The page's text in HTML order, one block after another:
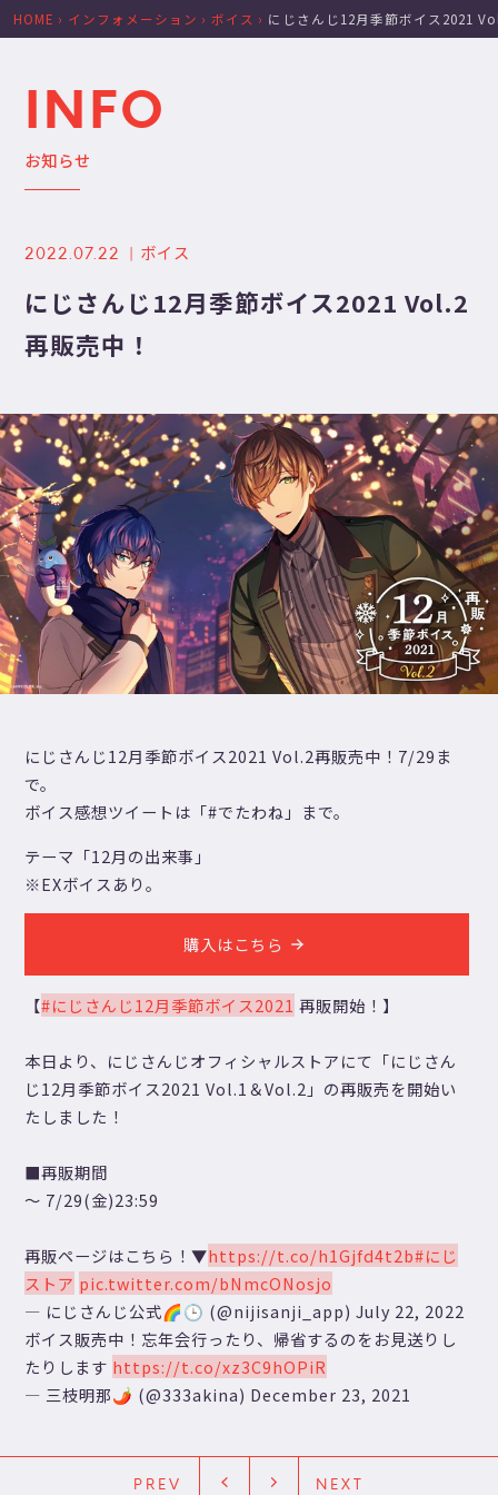
HOME › インフォメーション › ボイス › にじさんじ12月季節ボイス2021
INFO
お知らせ
2022.07.22 ボイス
にじさんじ12月季節ボイス2021 Vol.2
再販売中！
にじさんじ12月季節ボイス2021 Vol.2再販売中！7/29ま
で。
ボイス感想ツイートは「#でたわね」まで。
テーマ「12月の出来事」
※EXボイスあり。
購入はこちら
【#にじさんじ12月季節ボイス2021 再販開始！】
本日より、にじさんじオフィシャルストアにて「にじさん
じ12月季節ボイス2021 Vol.1＆Vol.2」の再販売を開始い
たしました！
■再販期間
～ 7/29(金)23:59
再販ページはこちら！▼https://t.co/h1Gjfd4t2b#にじ
ストア pic.twitter.com/bNmcONosjo
— にじさんじ公式🌈🕒 (@nijisanji_app)July 22, 2022
ボイス販売中！忘年会行ったり、帰省するのをお見送りし
たりします https://t.co/xz3C9hOPiR
— 三枝明那🌶 (@333akina) December 23, 2021
PREV NEXT